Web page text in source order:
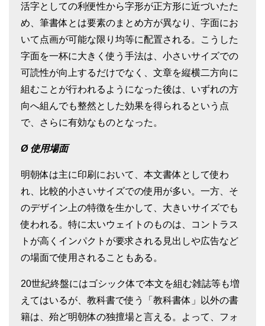
活字としての利便性から字形が正方形に近づいたた
め、筆書体とは要素のまとめ方が異なり、字面にお
いて点画が可能な限り均等に配置される。こうした
字面を一杯に大きく使う手法は、小さいサイズでの
可読性が向上するだけでなく、文章を縦横二方向に
組むことが行われるようになった後は、いずれの方
向へ組んでも整然とした効果を得られるという点
で、さらに有効なものとなった。
Ø 使用場面
明朝体は主に印刷において、本文書体として使わ
れ、比較的小さいサイズでの使用が多い。一方、そ
のデザイン上の特徴を生かして、大きいサイズでも
使われる。特に太いウェイトのものは、コントラス
トが高くインパクトが要求される見出しや広告など
の場面で使用されることもある。
20世紀終盤にはゴシック体で本文を組む雑誌等も増
えてはいるが、教科書で使う「教科書体」以外の書
籍は、殆ど明朝体の独擅場と言える。よって、フォ